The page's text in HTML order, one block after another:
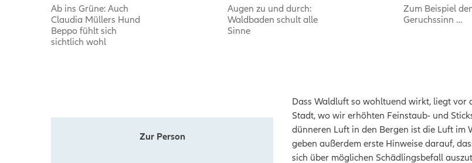
Ab ins Grüne: Auch
Claudia Müllers Hund
Beppo fühlt sich
sichtlich wohl
Augen zu und durch:
Waldbaden schult alle
Sinne
Zum Beispiel
Geruchssinn …
Zur Person
Dass Waldluft so wohltuend wirkt, liegt vor
Stadt, wo wir erhöhten Feinstaub- und
dünneren Luft in den Bergen ist die Luft im
geben außerdem erste Hinweise darauf,
sich über möglichen Schädlingsbefall